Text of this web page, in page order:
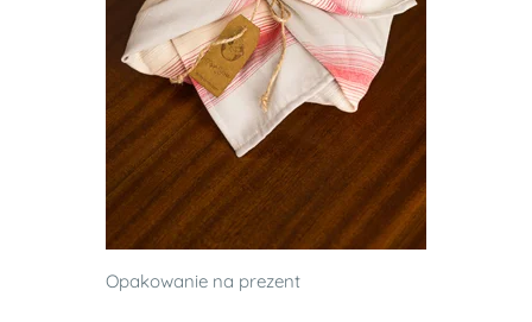
Opakowanie na prezent